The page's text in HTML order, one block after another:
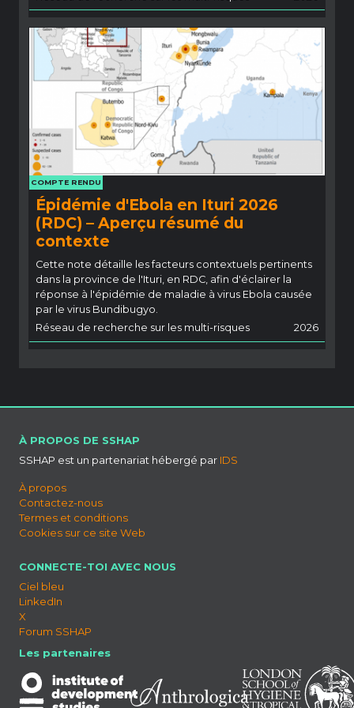
COMPTE RENDU
Épidémie d'Ebola en Ituri 2026
(RDC) – Aperçu résumé du
contexte
Cette note détaille les facteurs contextuels pertinents
dans la province de l'Ituri, en RDC, afin d'éclairer la
réponse à l'épidémie de maladie à virus Ebola causée
par le virus Bundibugyo.
Réseau de recherche sur les multi-risques
2026
À PROPOS DE SSHAP
SSHAP est un partenariat hébergé par IDS
À propos
Contactez-nous
Termes et conditions
Cookies sur ce site Web
CONNECTE-TOI AVEC NOUS
Ciel bleu
LinkedIn
X
Forum SSHAP
Les partenaires